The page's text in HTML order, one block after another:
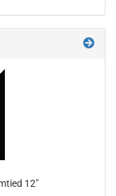
12"